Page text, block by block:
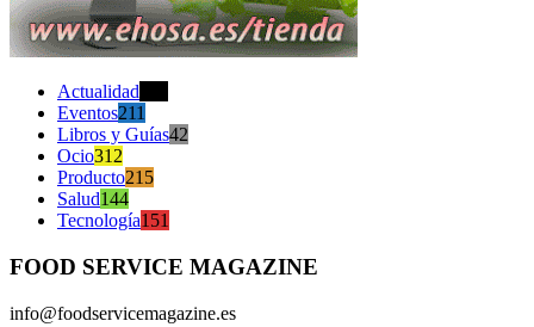
Actualidad
Eventos211
Libros y Guías42
Ocio312
Producto215
Salud144
Tecnología151
FOOD SERVICE MAGAZINE
info@foodservicemagazine.es